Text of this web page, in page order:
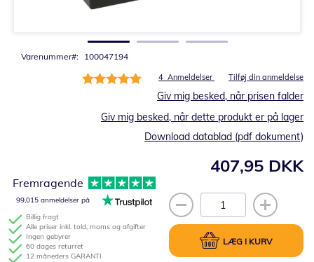
Varenummer 100047194
Bedømmelse:
4 Anmeldelser Tilføj din anmeldelse
407,95 DKK
Giv mig besked, når prisen falder
Giv mig besked, når dette produkt er på lager
LÆG I KURV
Billig fragt
Alle priser inkl. told, moms og afgifter
Ingen gebyrer
60 dages returret
12 måneders GARANTI
Fremragende
99,015 anmeldelser på
Download datablad (pdf dokument)